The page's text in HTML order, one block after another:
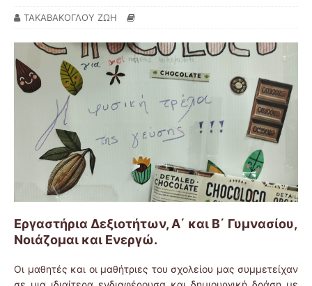
ΤΑΚΑΒΑΚΟΓΛΟΥ ΖΩΗ
Εργαστήρια Δεξιοτήτων, Α΄ και Β΄ Γυμνασίου,
Νοιάζομαι και Ενεργώ.
Οι μαθητές και οι μαθήτριες του σχολείου μας συμμετείχαν